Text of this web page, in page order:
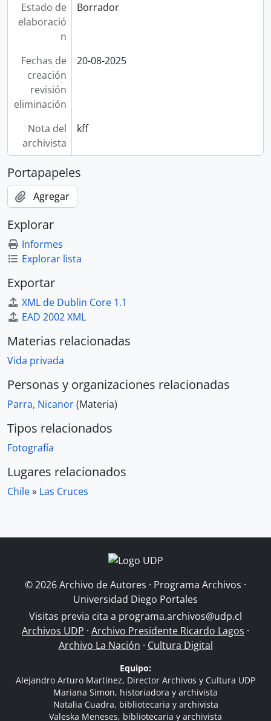
Estado de
elaboració
n
Borrador
Fechas de
creación
revisión
eliminación
20-08-2025
Nota del
archivista
kff
Portapapeles
Agregar
Explorar
Informes
Explorar lista
Exportar
XML de Dublin Core 1.1
EAD 2002 XML
Materias relacionadas
Vida privada
Personas y organizaciones relacionadas
Parra, Nicanor(Materia)
Tipos relacionados
Fotografía
Lugares relacionados
Chile» Las Cruces
© 2026 Archivo de Autores · Programa Archivos ·
Universidad Diego Portales
Visitas previa cita a programa.archivos@udp.cl
Archivos UDP · Archivo Presidente Ricardo Lagos ·
Archivo La Nación · Cultura Digital
Equipo:
Alejandro Arturo Martínez, Director Archivos y Cultura UDP
Mariana Simon, historiadora y archivista
Natalia Cuadra, bibliotecaria y archivista
Valeska Meneses, bibliotecaria y archivista